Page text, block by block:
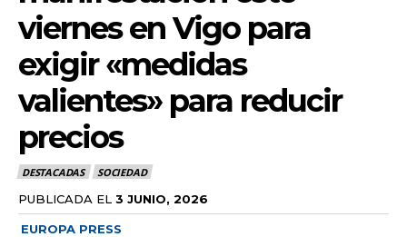
viernes en Vigo para
exigir «medidas
valientes» para reducir
precios
DESTACADAS SOCIEDAD
PUBLICADA EL 3 JUNIO, 2026
EUROPA PRESS